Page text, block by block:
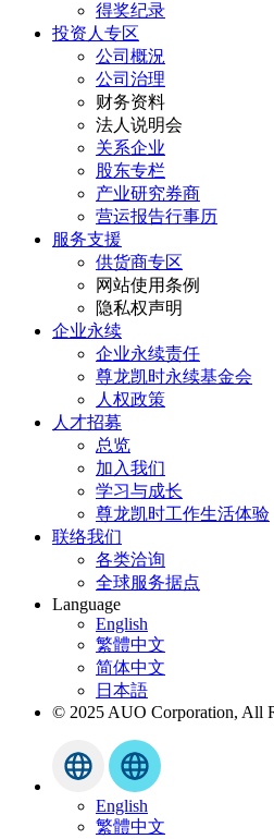
得奖纪录
投资人专区
公司概況
公司治理
财务资料
法人说明会
关系企业
股东专栏
产业研究券商
营运报告行事历
服务支援
供货商专区
网站使用条例
隐私权声明
企业永续
企业永续责任
尊龙凯时永续基金会
人权政策
人才招募
总览
加入我们
学习与成长
尊龙凯时工作生活体验
联络我们
各类洽询
全球服务据点
Language
English
繁體中文
简体中文
日本語
© 2025 AUO Corporation, All
English
繁體中文